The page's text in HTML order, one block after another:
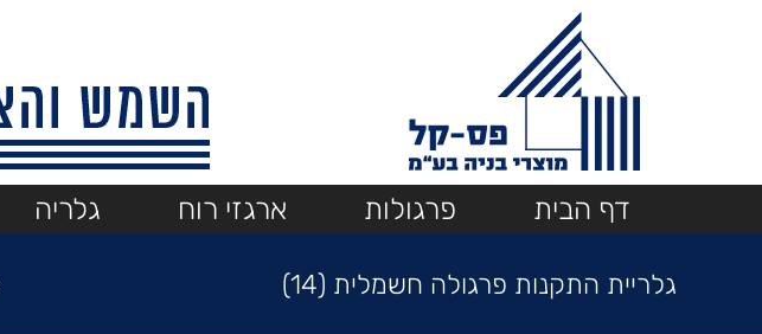
דף הבית פרגולות ארגזי רוח גלריה
גלריית התקנות פרגולה חשמלית (14)